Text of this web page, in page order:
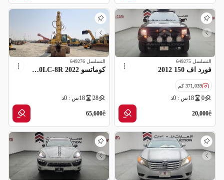
التسلسل 649275
فورد اف 150 2012
371,039 كم
0 18س : 0د
ê
20,000
التسلسل 649276
كوماتسو PC400LC-8R 2022
28 18س : 0د
ê
65,600